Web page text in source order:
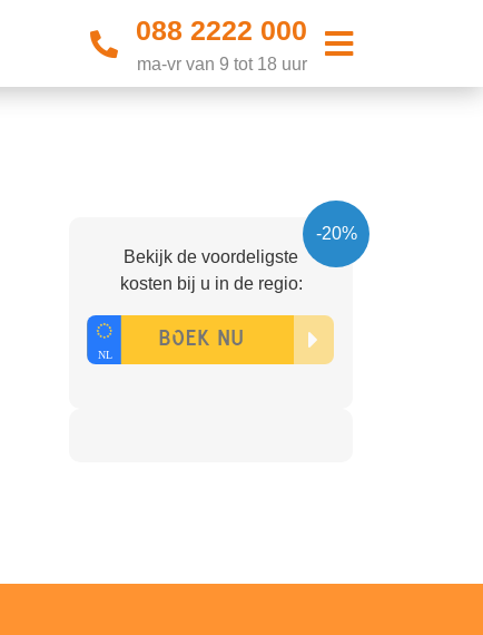
088 2222 000
ma-vr van 9 tot 18 uur
-20%
Bekijk de voordeligste
kosten bij u in de regio: